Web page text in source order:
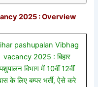
2025 : Overview
pashupalan Vibhag
vacancy 2025 : बिहार
पशुपालन विभाग में 10वीं 12वीं
के लिए बम्पर भर्ती, ऐसे करे